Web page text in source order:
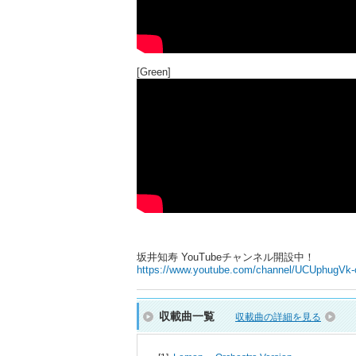
[Green]
坂井知寿 YouTubeチャンネル開設中！
https://www.youtube.com/channel/
収載曲一覧 収載曲の詳細を見る